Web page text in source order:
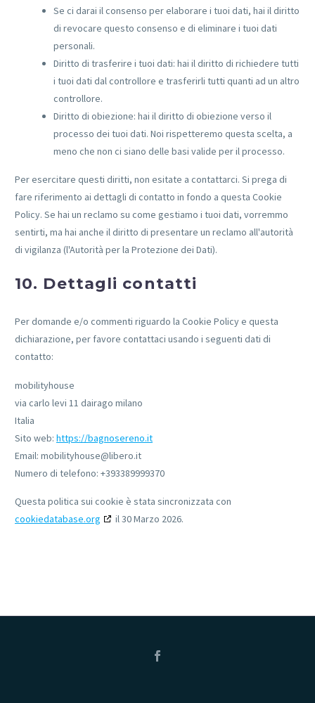
Se ci darai il consenso per elaborare i tuoi dati, hai il diritto
di revocare questo consenso e di eliminare i tuoi dati
personali.
Diritto di trasferire i tuoi dati: hai il diritto di richiedere tutti
i tuoi dati dal controllore e trasferirli tutti quanti ad un altro
controllore.
Diritto di obiezione: hai il diritto di obiezione verso il
processo dei tuoi dati. Noi rispetteremo questa scelta, a
meno che non ci siano delle basi valide per il processo.
Per esercitare questi diritti, non esitate a contattarci. Si prega di
fare riferimento ai dettagli di contatto in fondo a questa Cookie
Policy. Se hai un reclamo su come gestiamo i tuoi dati, vorremmo
sentirti, ma hai anche il diritto di presentare un reclamo all'autorità
di vigilanza (l'Autorità per la Protezione dei Dati).
10. Dettagli contatti
Per domande e/o commenti riguardo la Cookie Policy e questa
dichiarazione, per favore contattaci usando i seguenti dati di
contatto:
mobilityhouse
via carlo levi 11 dairago milano
Italia
Sito web: https://bagnosereno.it
Email: mobilityhouse@libero.it
Numero di telefono: +393389999370
Questa politica sui cookie è stata sincronizzata con
cookiedatabase.org
il 30 Marzo 2026.